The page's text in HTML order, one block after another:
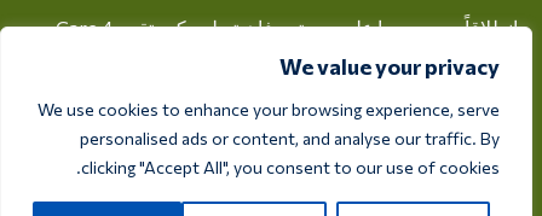
We value your privacy
We use cookies to enhance your browsing experience, serve
personalised ads or content, and analyse our traffic. By
clicking "Accept All", you consent to our use of cookies.
انطلاقاً من حرصها على صحة ورفاهية طيوركم، تقدم Care 4
Birds منتجات عالية الجودة مصممة لتلبية احتياجات كل مربي
ومتحمس للطيور.
ريكسفيغ 28أ، 7975 RT أوفيلتي، هولندا